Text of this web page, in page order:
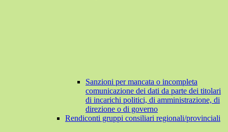
Sanzioni per mancata o incompleta
comunicazione dei dati da parte dei titolari
di incarichi politici, di amministrazione, di
direzione o di governo
Rendiconti gruppi consiliari regionali/provinciali